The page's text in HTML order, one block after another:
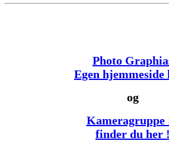
Photo
Egen hjemmeside
og
Kameragruppe
finder du her !